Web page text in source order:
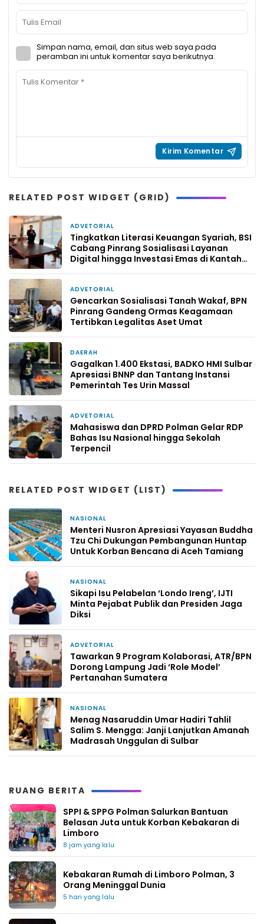
Simpan nama, email, dan situs web saya pada
peramban ini untuk komentar saya berikutnya.
RELATED POST WIDGET (GRID)
ADVETORIAL
Tingkatkan Literasi Keuangan Syariah, BSI
Cabang Pinrang Sosialisasi Layanan
Digital hingga Investasi Emas di Kantah
ADVETORIAL
Gencarkan Sosialisasi Tanah Wakaf, BPN
Pinrang Gandeng Ormas Keagamaan
Tertibkan Legalitas Aset Umat
DAERAH
Gagalkan 1.400 Ekstasi, BADKO HMI Sulbar
Apresiasi BNNP dan Tantang Instansi
Pemerintah Tes Urin Massal
ADVETORIAL
Mahasiswa dan DPRD Polman Gelar RDP
Bahas Isu Nasional hingga Sekolah
Terpencil
RELATED POST WIDGET (LIST)
NASIONAL
Menteri Nusron Apresiasi Yayasan Buddha
Tzu Chi Dukungan Pembangunan Huntap
Untuk Korban Bencana di Aceh Tamiang
NASIONAL
Sikapi Isu Pelabelan ‘Londo Ireng’, IJTI
Minta Pejabat Publik dan Presiden Jaga
Diksi
ADVETORIAL
Tawarkan 9 Program Kolaborasi, ATR/BPN
Dorong Lampung Jadi ‘Role Model’
Pertanahan Sumatera
NASIONAL
Menag Nasaruddin Umar Hadiri Tahlil
Salim S. Mengga: Janji Lanjutkan Amanah
Madrasah Unggulan di Sulbar
RUANG BERITA
SPPI & SPPG Polman Salurkan Bantuan
Belasan Juta untuk Korban Kebakaran di
Limboro
8 jam yang lalu
Kebakaran Rumah di Limboro Polman, 3
Orang Meninggal Dunia
5 hari yang lalu